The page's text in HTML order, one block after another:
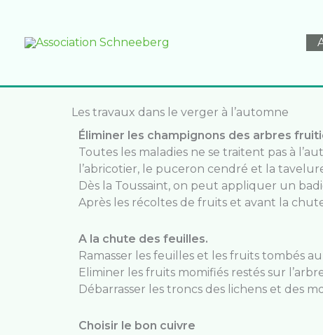
contenu
Les travaux dans le verger à l’automne
Éliminer les champignons des arbres
Toutes les maladies ne se traitent pas à
l’abricotier, le puceron cendré et la
Dès la Toussaint, on peut appliquer un
Après les récoltes de fruits et avant la
A la chute des feuilles.
Ramasser les feuilles et les fruits tombés au
Eliminer les fruits momifiés restés sur
Débarrasser les troncs des lichens et des
Choisir le bon cuivre